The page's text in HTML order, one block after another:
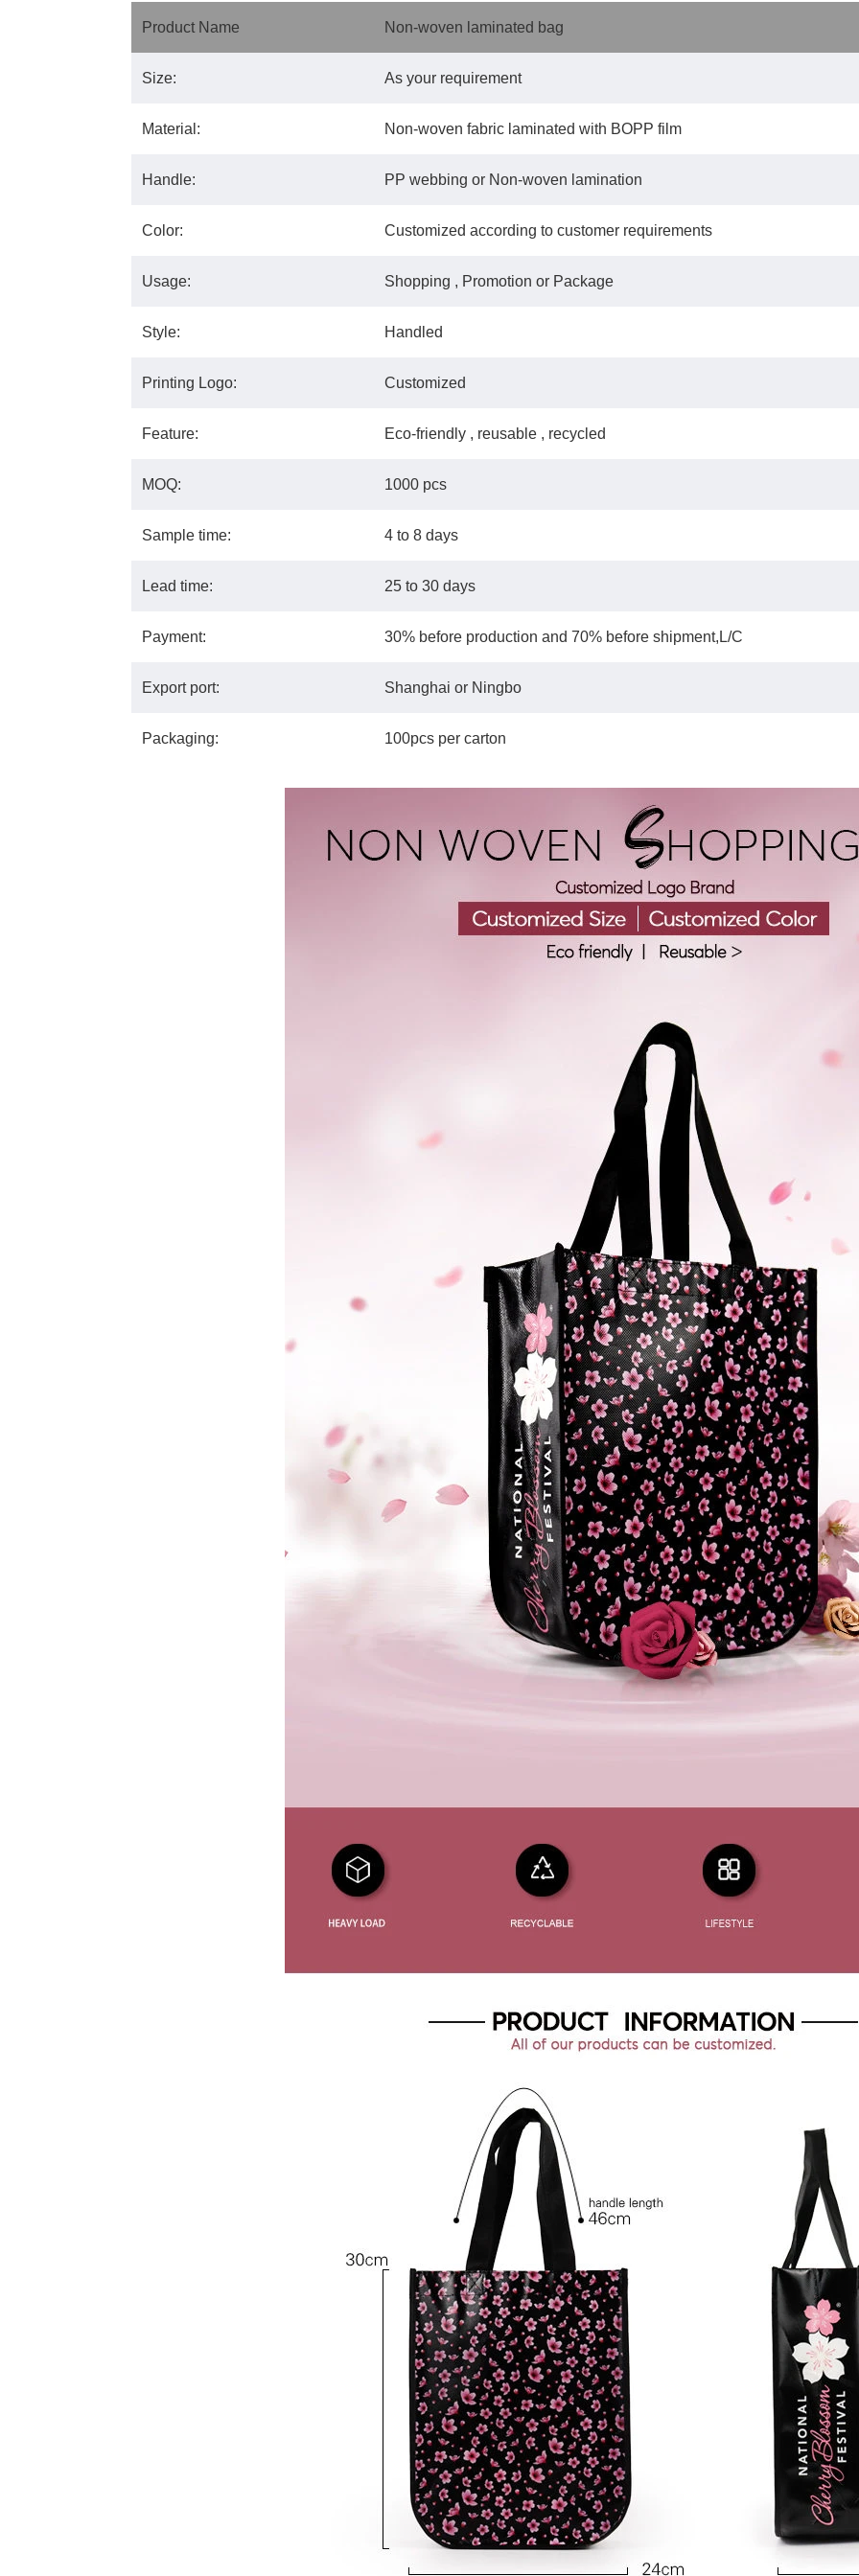
Product Name Non-woven laminated bag
Size: As your requirement
Material: Non-woven fabric laminated with BOPP film
Handle: PP webbing or Non-woven lamination
Color: Customized according to customer requirements
Usage: Shopping , Promotion or Package
Style: Handled
Printing Logo: Customized
Feature: Eco-friendly , reusable , recycled
MOQ: 1000 pcs
Sample time: 4 to 8 days
Lead time: 25 to 30 days
Payment: 30% before production and 70% before shipment,L/C
Export port: Shanghai or Ningbo
Packaging: 100pcs per carton